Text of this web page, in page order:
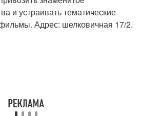
и устраивать тематические
Адрес: шелковичная 17/2.